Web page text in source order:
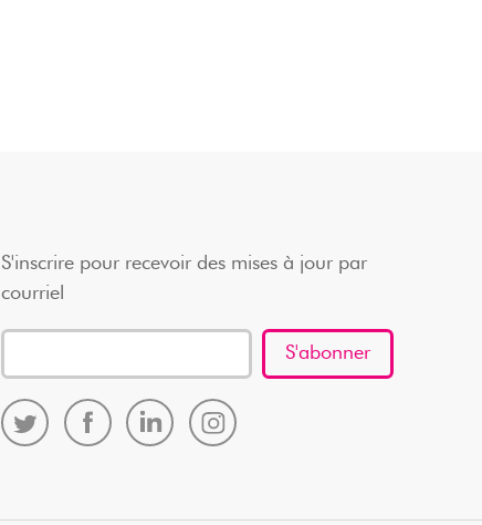
S'inscrire pour recevoir des mises à jour par
courriel